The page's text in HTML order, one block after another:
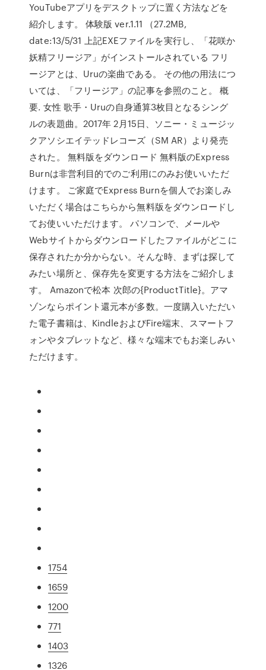
YouTubeアプリをデスクトップに置く方法などを
紹介します。 体験版 ver.1.11 （27.2MB,
date:13/5/31 上記EXEファイルを実行し、「花咲か
妖精フリージア」がインストールされている フリ
ージアとは、Uruの楽曲である。 その他の用法につ
いては、「フリージア」の記事を参照のこと。 概
要. 女性 歌手・Uruの自身通算3枚目となるシング
ルの表題曲。2017年 2月15日、ソニー・ミュージッ
クアソシエイテッドレコーズ（SM AR）より発売
された。 無料版をダウンロード 無料版のExpress
Burnは非営利目的でのご利用にのみお使いいただ
けます。 ご家庭でExpress Burnを個人でお楽しみ
いただく場合はこちらから無料版をダウンロードし
てお使いいただけます。 パソコンで、メールや
Webサイトからダウンロードしたファイルがどこに
保存されたか分からない。そんな時、まずは探して
みたい場所と、保存先を変更する方法をご紹介しま
す。 Amazonで松本 次郎の{ProductTitle}。アマ
ゾンならポイント還元本が多数。一度購入いただい
た電子書籍は、KindleおよびFire端末、スマートフ
ォンやタブレットなど、様々な端末でもお楽しみい
ただけます。
1754
1659
1200
771
1403
1326